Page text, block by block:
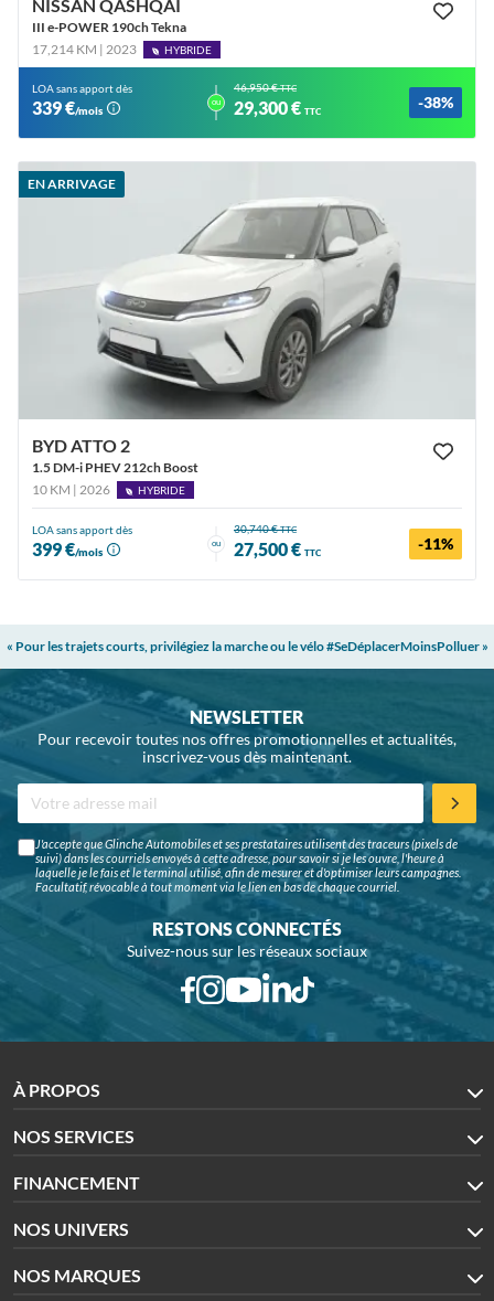
NISSAN QASHQAI
III e-POWER 190ch Tekna
17,214 KM | 2023
HYBRIDE
LOA sans apport dès
339 €/mois
ou
46,950 €TTC
29,300 € TTC -38%
EN ARRIVAGE
BYD ATTO 2
1.5 DM-i PHEV 212ch Boost
10 KM | 2026
HYBRIDE
LOA sans apport dès
399 €/mois
ou
30,740 €TTC
27,500 € TTC -11%
« Pour les trajets courts, privilégiez la marche ou le vélo #SeDéplacerMoinsPolluer »
NEWSLETTER
Pour recevoir toutes nos offres promotionnelles et actualités,
inscrivez-vous dès maintenant.
J'accepte que Glinche Automobiles et ses prestataires utilisent des traceurs (pixels de
suivi) dans les courriels envoyés à cette adresse, pour savoir si je les ouvre, l'heure à
laquelle je le fais et le terminal utilisé, afin de mesurer et d'optimiser leurs campagnes.
Facultatif, révocable à tout moment via le lien en bas de chaque courriel.
RESTONS CONNECTÉS
Suivez-nous sur les réseaux sociaux
À PROPOS
NOS SERVICES
FINANCEMENT
NOS UNIVERS
NOS MARQUES